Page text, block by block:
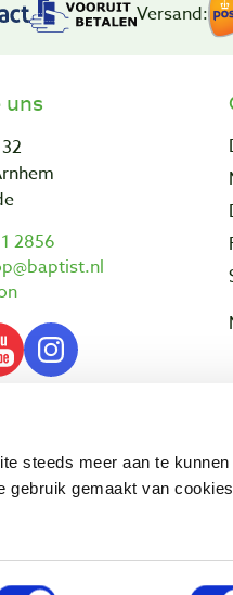
steeds meer aan te kunnen
gebruik gemaakt van cookies
Versand:
uns
2856